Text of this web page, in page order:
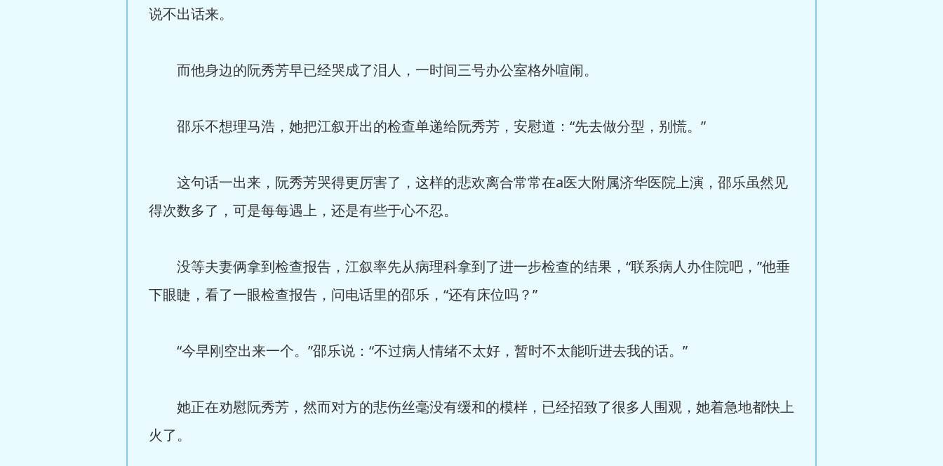
说不出话来。
而他身边的阮秀芳早已经哭成了泪人，一时间三号办公室格外喧闹。
邵乐不想理马浩，她把江叙开出的检查单递给阮秀芳，安慰道：“先去做分型，别慌。”
这句话一出来，阮秀芳哭得更厉害了，这样的悲欢离合常常在a医大附属济华医院上演，邵乐虽然见
得次数多了，可是每每遇上，还是有些于心不忍。
没等夫妻俩拿到检查报告，江叙率先从病理科拿到了进一步检查的结果，“联系病人办住院吧，”他垂
下眼睫，看了一眼检查报告，问电话里的邵乐，“还有床位吗？”
“今早刚空出来一个。”邵乐说：“不过病人情绪不太好，暂时不太能听进去我的话。”
她正在劝慰阮秀芳，然而对方的悲伤丝毫没有缓和的模样，已经招致了很多人围观，她着急地都快上
火了。